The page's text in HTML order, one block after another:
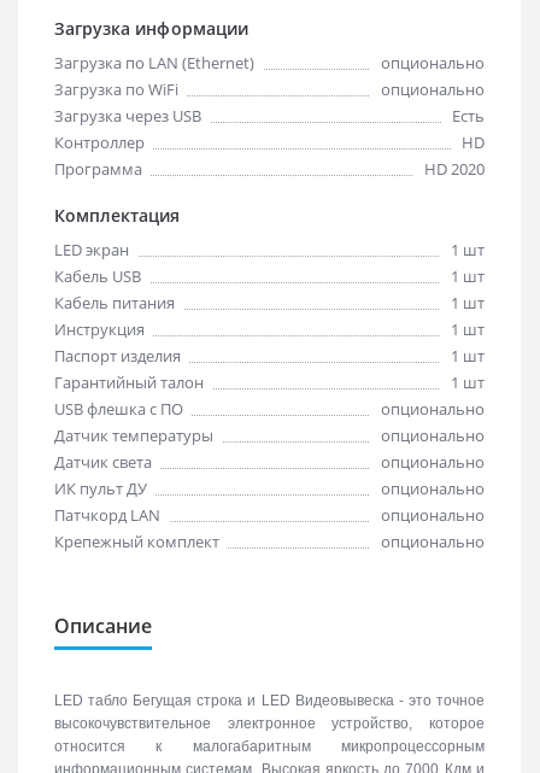
Загрузка информации
Загрузка по LAN (Ethernet)
опционально
Загрузка по WiFi
опционально
Загрузка через USB
Есть
Контроллер
HD
Программа
HD 2020
Комплектация
LED экран
1 шт
Кабель USB
1 шт
Кабель питания
1 шт
Инструкция
1 шт
Паспорт изделия
1 шт
Гарантийный талон
1 шт
USB флешка с ПО
опционально
Датчик температуры
опционально
Датчик света
опционально
ИК пульт ДУ
опционально
Патчкорд LAN
опционально
Крепежный комплект
опционально
Описание
LED табло Бегущая строка и LED Видеовывеска - это точное
высокочувствительное электронное устройство, которое
относится к малогабаритным микропроцессорным
информационным системам. Высокая яркость до 7000 Кдм и